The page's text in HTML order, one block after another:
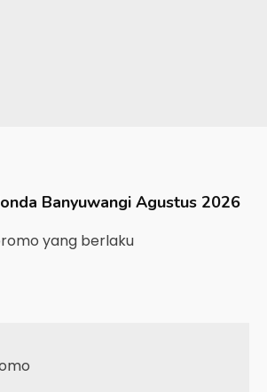
Banyuwangi Agustus 2026
yang berlaku